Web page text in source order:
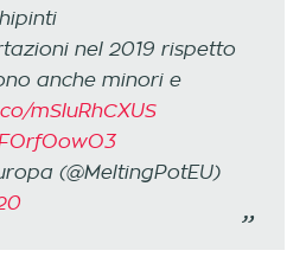
nel 2019 rispetto
anche minori e
mSIuRhCXUS
(@MeltingPotEU)